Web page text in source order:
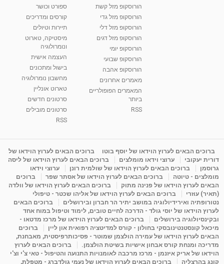
01:37
2,734 צפיות
01:46
רנה רז-גילו -טיפול אנרגטי ויעוץ רוחני - נומרולוגית
2,309 צפיות
05:37
סודות בתאריך הלידה, משמעות חודש הלידה -
ינואר זינה ליבשיץ נומרולוגית
ליסה גרוסמן - המרכז לאימון התנהגותי - קשב
09:12
מדיטציה בדמיון מודרך - היכרות עם האני הפנימי
מאת admin 11 שנים 3,644 צפיות
פנינה מתוק - מרכז "נתיב הלב" בהרצליה-
מדיטציה-התחדשות
Shahar-vod
הורוסקופ מזל קשת
הורוסקופ מזל גדי
הורוסקופ מזל דלי
הורוסקופ מזל דגים
הורוסקופ יומי
הורוסקופ שבועי
הורוסקופ אהבה
מאמרים אחרונים
המאמרים הפופולריים
ביותר
RSS
ספורט וכושר
קורסים ומדריכים
תיירות וטיולים
מיסטיקה, טארוט
ונומרולוגיה
העצמה אישית
בישול ומתכונים
מחשבון נומרולוגיה
טארוט אונליין
סרטונים חדשים
סרטונים מובילים
RSS
ברוכים הבאים לערוץ הוידאו של יוסף בוטו
ברוכים הבאים לערוץ הוידאו של
דורית יעקובי
ערוצי וידאו מומלצים
ברוכים הבאים לערוץ הוידאו של ליסה
גרוסמן
ברוכים הבאים לערוץ הוידאו של שולמית רונן
ערוצי וידאו
מומלצים - טיוטה
ברוכים הבאים לערוץ הוידאו של אסתר שפר
ברוכים
הבאים לערוץ הוידאו של פנינה מתוק
ברוכים הבאים לערוץ הוידאו של וולדה
(תאיר) עוזרי
ברוכים הבאים לערוץ הוידאו של אליהו שכטר - טיפולי
נטורופתיה ואירידיולוגיה במושב יתיר הר חברון ובירושלים
ברוכים הבאים
לערוץ הוידאו של יוסי גולד - הדרכה לחיים טובים, לימוד וטיפול במוח אחד
ובקינסיולוגיה בירושלים
ברוכים הבאים לערוץ הוידאו של מרכז מדטאו -
מיכאל קונסטנטינובסקי בחולון - קורס למדיטציה רפואית און ליין
ברוכים
הבאים לערוץ הוידאו של עמירה הולצמן שמוטר - פסיכותרפיסטית, מאבחנת,
מדריכה ומנחת קורס אבחון אישיות בשיטת הולצמן.
ברוכים הבאים לערוץ
הוידאו של אריק איזנמן - מרכז מרכבה לאומנויות התנועה והטיפול - טאי צ'י וצ'י
קונג בהרצליה
ברוכים הבאים לערוץ הוידאו של נעמי גולדברג - מטפלת,